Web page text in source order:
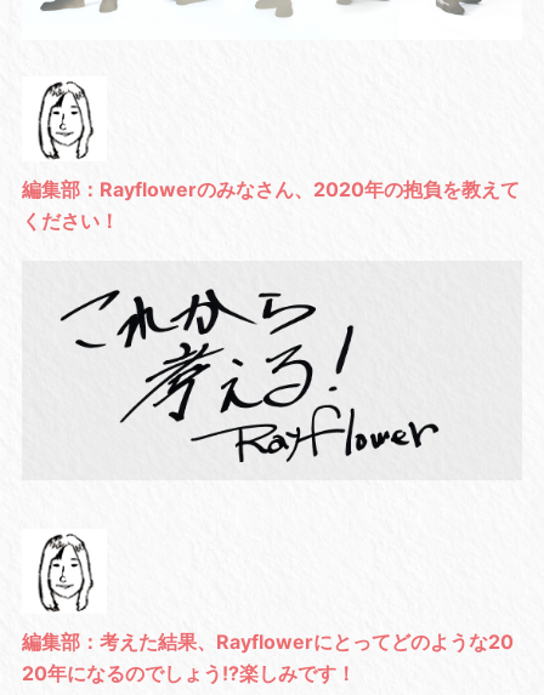
編集部：Rayflowerのみなさん、2020年の抱負を教えて
ください！
編集部：考えた結果、Rayflowerにとってどのような20
20年になるのでしょう!?楽しみです！